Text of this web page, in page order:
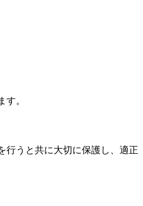
。
行うと共に大切に保護し、適正